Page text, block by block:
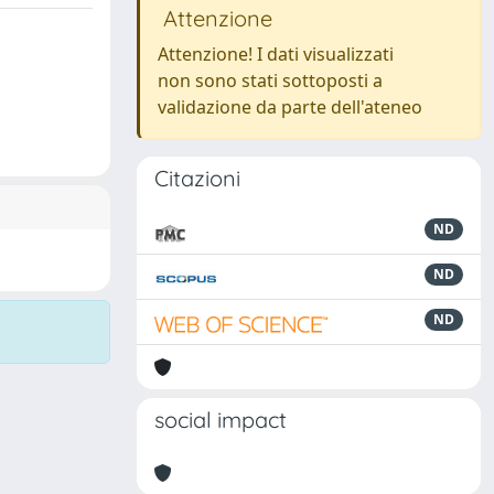
Attenzione
Attenzione! I dati visualizzati
non sono stati sottoposti a
validazione da parte dell'ateneo
Citazioni
ND
ND
ND
social impact